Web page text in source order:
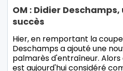
OM : Didier
succès
Hier, en remportant la coupe
Deschamps a ajouté une
palmarès d'entraîneur. Alors
est aujourd'hui considéré